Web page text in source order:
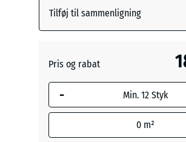
Atlantisk
Etna
Tilføj til sammenligning
Pris og rabat
-
0 m²